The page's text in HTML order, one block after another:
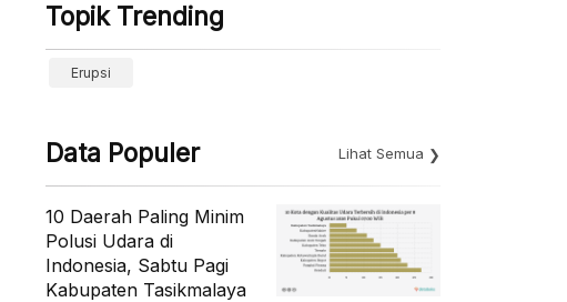
Topik Trending
Erupsi
Data Populer Lihat Semua
10 Daerah Paling Minim
Polusi Udara di
Indonesia, Sabtu Pagi
Kabupaten Tasikmalaya